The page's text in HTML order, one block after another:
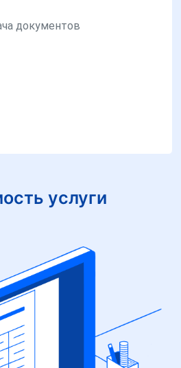
документов
услуги